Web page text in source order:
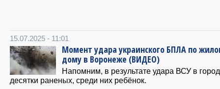
15.07.2025 - 11:01
Момент удара украинского БПЛА по
дому в Воронеже (ВИДЕО)
Напомним, в результате удара ВСУ в
десятки раненых, среди них ребёнок.